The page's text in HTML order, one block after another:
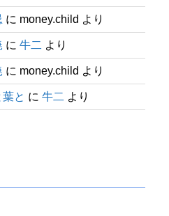
に money.child より
に牛二 より
に money.child より
と に牛二 より